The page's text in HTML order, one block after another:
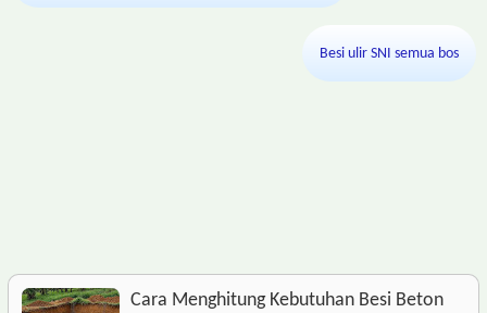
Besi ulir SNI semua bos
Cara Menghitung Kebutuhan Besi Beton